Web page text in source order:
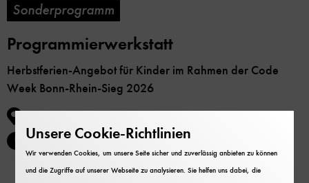
Sonderprogramm
Programmierwerkstatt
Herbstferien-Angebot für Kinder im Rahmen der Code
Week Bonn-Rhein-Sieg 2026
24. Oktober 2026, 13:00 bis 16:00 Uhr
Unsere Cookie-Richtlinien
Wir verwenden Cookies, um unsere Seite sicher und zuverlässig anbieten zu können
und die Zugriffe auf unserer Webseite zu analysieren. Sie helfen uns dabei, die